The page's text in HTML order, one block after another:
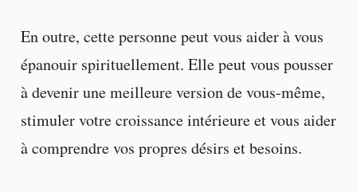
En outre, cette personne peut vous aider à vous
épanouir spirituellement. Elle peut vous pousser
à devenir une meilleure version de vous-même,
stimuler votre croissance intérieure et vous aider
à comprendre vos propres désirs et besoins.